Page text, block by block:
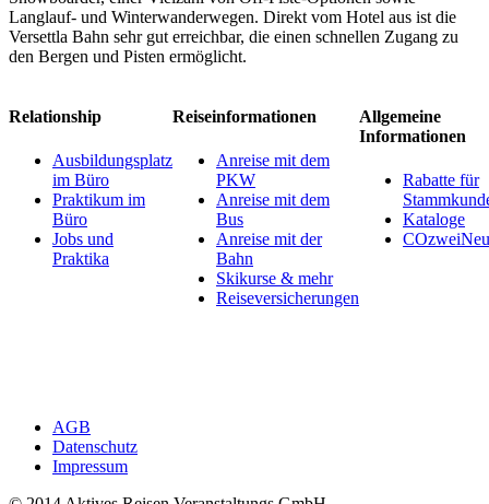
Langlauf- und Winterwanderwegen. Direkt vom Hotel aus ist die
Versettla Bahn sehr gut erreichbar, die einen schnellen Zugang zu
den Bergen und Pisten ermöglicht.
Relationship
Ausbildungsplatz
im Büro
Praktikum im
Büro
Jobs und
Praktika
Reiseinformationen
Anreise mit dem
PKW
Anreise mit dem
Bus
Anreise mit der
Bahn
Skikurse & mehr
Reiseversicherungen
Allgemeine
Informationen
Rabatte für
Kataloge
AGB
Datenschutz
Impressum